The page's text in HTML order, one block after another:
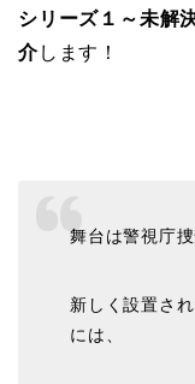
シリーズ１～未解
介します！
舞台は警視庁捜
新しく設置さ
には、